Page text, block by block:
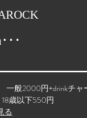
･･
2000円+drinkチャ
円
る